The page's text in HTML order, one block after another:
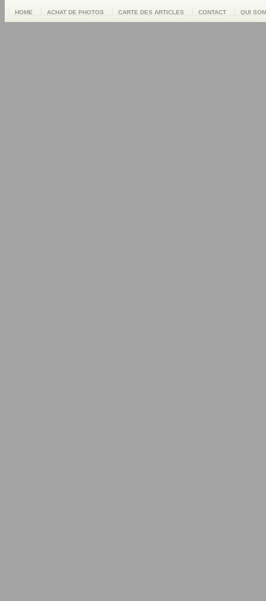
HOME ACHAT DE PHOTOS CARTE DES ARTICLES CONTACT QUI